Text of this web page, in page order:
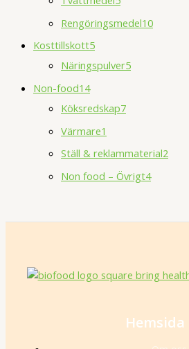
Rengöringsmedel10
Kosttillskott5
Näringspulver5
Non-food14
Köksredskap7
Värmare1
Ställ & reklammaterial2
Non food – Övrigt4
Hemsida